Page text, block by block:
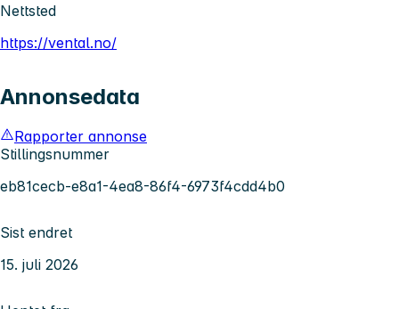
Nettsted
https://vental.no/
Annonsedata
Rapporter annonse
Stillingsnummer
eb81cecb-e8a1-4ea8-86f4-6973f4cdd4b0
Sist endret
15. juli 2026